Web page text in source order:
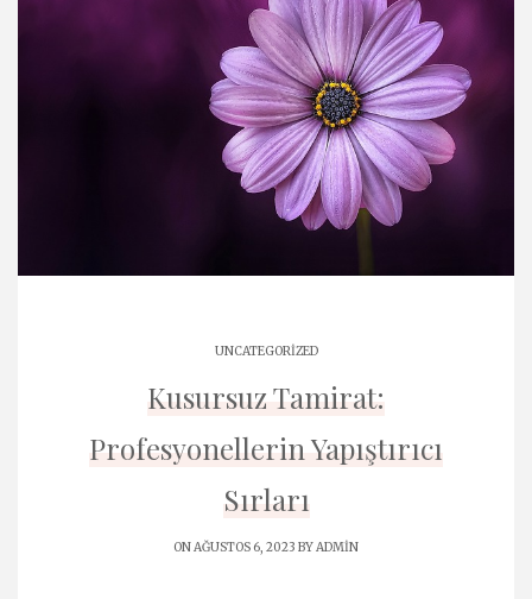
UNCATEGORIZED
Kusursuz Tamirat:
Profesyonellerin Yapıştırıcı
Sırları
ON AĞUSTOS 6, 2023 BYADMIN